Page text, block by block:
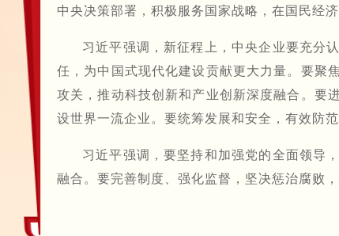
中央决策部署，积极服务国家战略，在国民经
习近平强调，新征程上，中央企业要充分
任，为中国式现代化建设贡献更大力量。要聚
攻关，推动科技创新和产业创新深度融合。要
设世界一流企业。要统筹发展和安全，有效防
习近平强调，要坚持和加强党的全面领导
融合。要完善制度、强化监督，坚决惩治腐败